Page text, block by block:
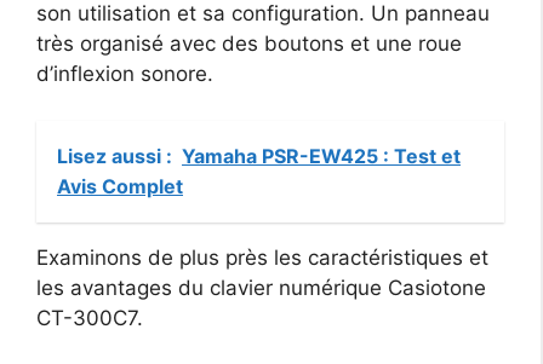
son utilisation et sa configuration. Un panneau
très organisé avec des boutons et une roue
d’inflexion sonore.
Lisez aussi : Yamaha PSR-EW425 : Test et
Avis Complet
Examinons de plus près les caractéristiques et
les avantages du clavier numérique Casiotone
CT-300C7.